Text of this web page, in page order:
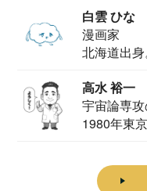
白雲 ひな
漫画家
北海道出
高水 裕一
宇宙論専
1980年東